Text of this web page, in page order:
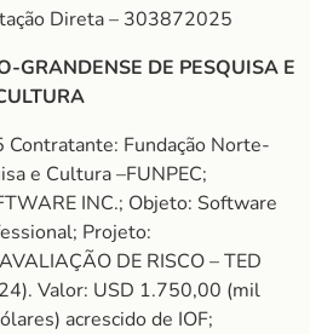
Direta – 303872025
GRANDENSE DE PESQUISA E
Fundação Norte-
e Cultura –FUNPEC;
INC.; Objeto: Software
Projeto:
DE RISCO – TED
Valor: USD 1.750,00 (mil
acrescido de IOF;